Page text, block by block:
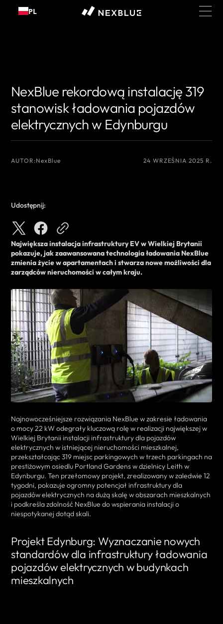
do
PL
NexBlue rekordową instalację 319
stanowisk ładowania pojazdów
elektrycznych w Edynburgu
AUTOR:NexBlue 24 WRZEŚNIA 2025 R.
Udostępnij:
Największa instalacja infrastruktury EV w Wielkiej Brytanii
pokazuje, jak zaawansowana technologia ładowania NexBlue
zmienia życie w apartamentach i stwarza nowe możliwości dla
zarządców nieruchomości w całym kraju.
Najnowocześniejsze rozwiązania NexBlue w zakresie ładowania
o mocy 22 kW odegrały kluczową rolę w realizacji największej w
Wielkiej Brytanii instalacji infrastruktury dla pojazdów
elektrycznych w istniejącej nieruchomości mieszkalnej,
przekształcając 319 miejsc parkingowych w trzech parkingach na
prestiżowym osiedlu Portland Gardens w dzielnicy Leith w
Edynburgu. Ten przełomowy projekt, zrealizowany w zaledwie 12
tygodni, pokazuje ogromny potencjał infrastruktury dla
pojazdów elektrycznych na dużą skalę w obszarach mieszkalnych
i podkreśla zdolność NexBlue do wspierania instalacji o
niespotykanej dotąd skali.
Projekt Edynburg: Wyznaczanie nowych
standardów dla infrastruktury ładowania
pojazdów elektrycznych w budynkach
mieszkalnych